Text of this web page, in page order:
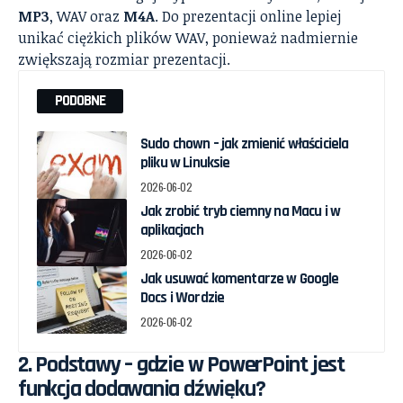
MP3, WAV oraz M4A. Do prezentacji online lepiej
unikać ciężkich plików WAV, ponieważ nadmiernie
zwiększają rozmiar prezentacji.
PODOBNE
Sudo chown – jak zmienić właściciela
pliku w Linuksie
2026-06-02
Jak zrobić tryb ciemny na Macu i w
aplikacjach
2026-06-02
Jak usuwać komentarze w Google
Docs i Wordzie
2026-06-02
2. Podstawy – gdzie w PowerPoint jest
funkcja dodawania dźwięku?